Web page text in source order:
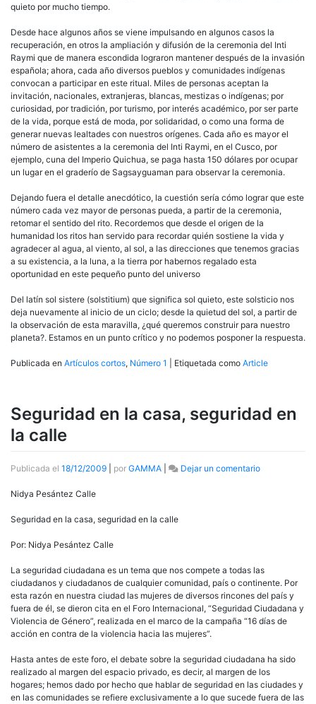
quieto por mucho tiempo.
Desde hace algunos años se viene impulsando en algunos casos la
recuperación, en otros la ampliación y difusión de la ceremonia del Inti
Raymi que de manera escondida lograron mantener después de la invasión
española; ahora, cada año diversos pueblos y comunidades indígenas
convocan a participar en este ritual. Miles de personas aceptan la
invitación, nacionales, extranjeras, blancas, mestizas o indígenas; por
curiosidad, por tradición, por turismo, por interés académico, por ser parte
de la vida, porque está de moda, por solidaridad, o como una forma de
generar nuevas lealtades con nuestros orígenes. Cada año es mayor el
número de asistentes a la ceremonia del Inti Raymi, en el Cusco, por
ejemplo, cuna del Imperio Quichua, se paga hasta 150 dólares por ocupar
un lugar en el graderío de Sagsayguaman para observar la ceremonia.
Dejando fuera el detalle anecdótico, la cuestión sería cómo lograr que este
número cada vez mayor de personas pueda, a partir de la ceremonia,
retomar el sentido del rito. Recordemos que desde el origen de la
humanidad los ritos han servido para recordar quién sostiene la vida y
agradecer al agua, al viento, al sol, a las direcciones que tenemos gracias
a su existencia, a la luna, a la tierra por habernos regalado esta
oportunidad en este pequeño punto del universo
Del latín sol sistere (solstitium) que significa sol quieto, este solsticio nos
deja nuevamente al inicio de un ciclo; desde la quietud del sol, a partir de
la observación de esta maravilla, ¿qué queremos construir para nuestro
planeta?. Estamos en un punto crítico y no podemos posponer la respuesta.
Publicada en Artículos cortos, Número 1 Etiquetada como Article
Seguridad en la casa, seguridad en
la calle
Publicada el 18/12/2009 por GAMMA Dejar un comentarioen
calle
Nidya Pesántez Calle
Seguridad en la casa, seguridad en la calle
Por: Nidya Pesántez Calle
La seguridad ciudadana es un tema que nos compete a todas las
ciudadanos y ciudadanos de cualquier comunidad, país o continente. Por
esta razón en nuestra ciudad las mujeres de diversos rincones del país y
fuera de él, se dieron cita en el Foro Internacional, “Seguridad Ciudadana y
Violencia de Género”, realizada en el marco de la campaña “16 días de
acción en contra de la violencia hacia las mujeres”.
Hasta antes de este foro, el debate sobre la seguridad ciudadana ha sido
realizado al margen del espacio privado, es decir, al margen de los
hogares; hemos dado por hecho que hablar de seguridad en las ciudades y
en las comunidades se refiere exclusivamente a lo que sucede fuera de las